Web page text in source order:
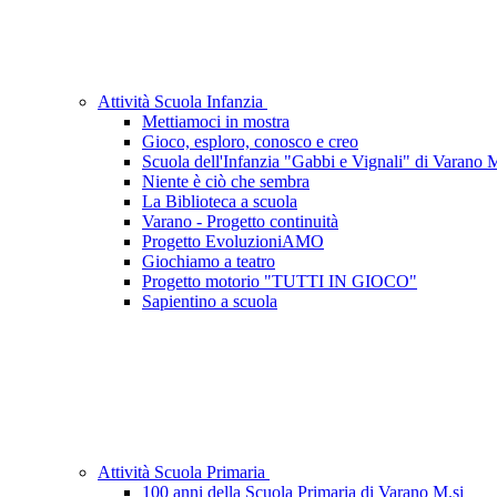
Attività Scuola Infanzia
Mettiamoci in mostra
Gioco, esploro, conosco e creo
Scuola dell'Infanzia "Gabbi e Vignali" di Varano
Niente è ciò che sembra
La Biblioteca a scuola
Varano - Progetto continuità
Progetto EvoluzioniAMO
Giochiamo a teatro
Progetto motorio "TUTTI IN GIOCO"
Sapientino a scuola
Attività Scuola Primaria
100 anni della Scuola Primaria di Varano M.si